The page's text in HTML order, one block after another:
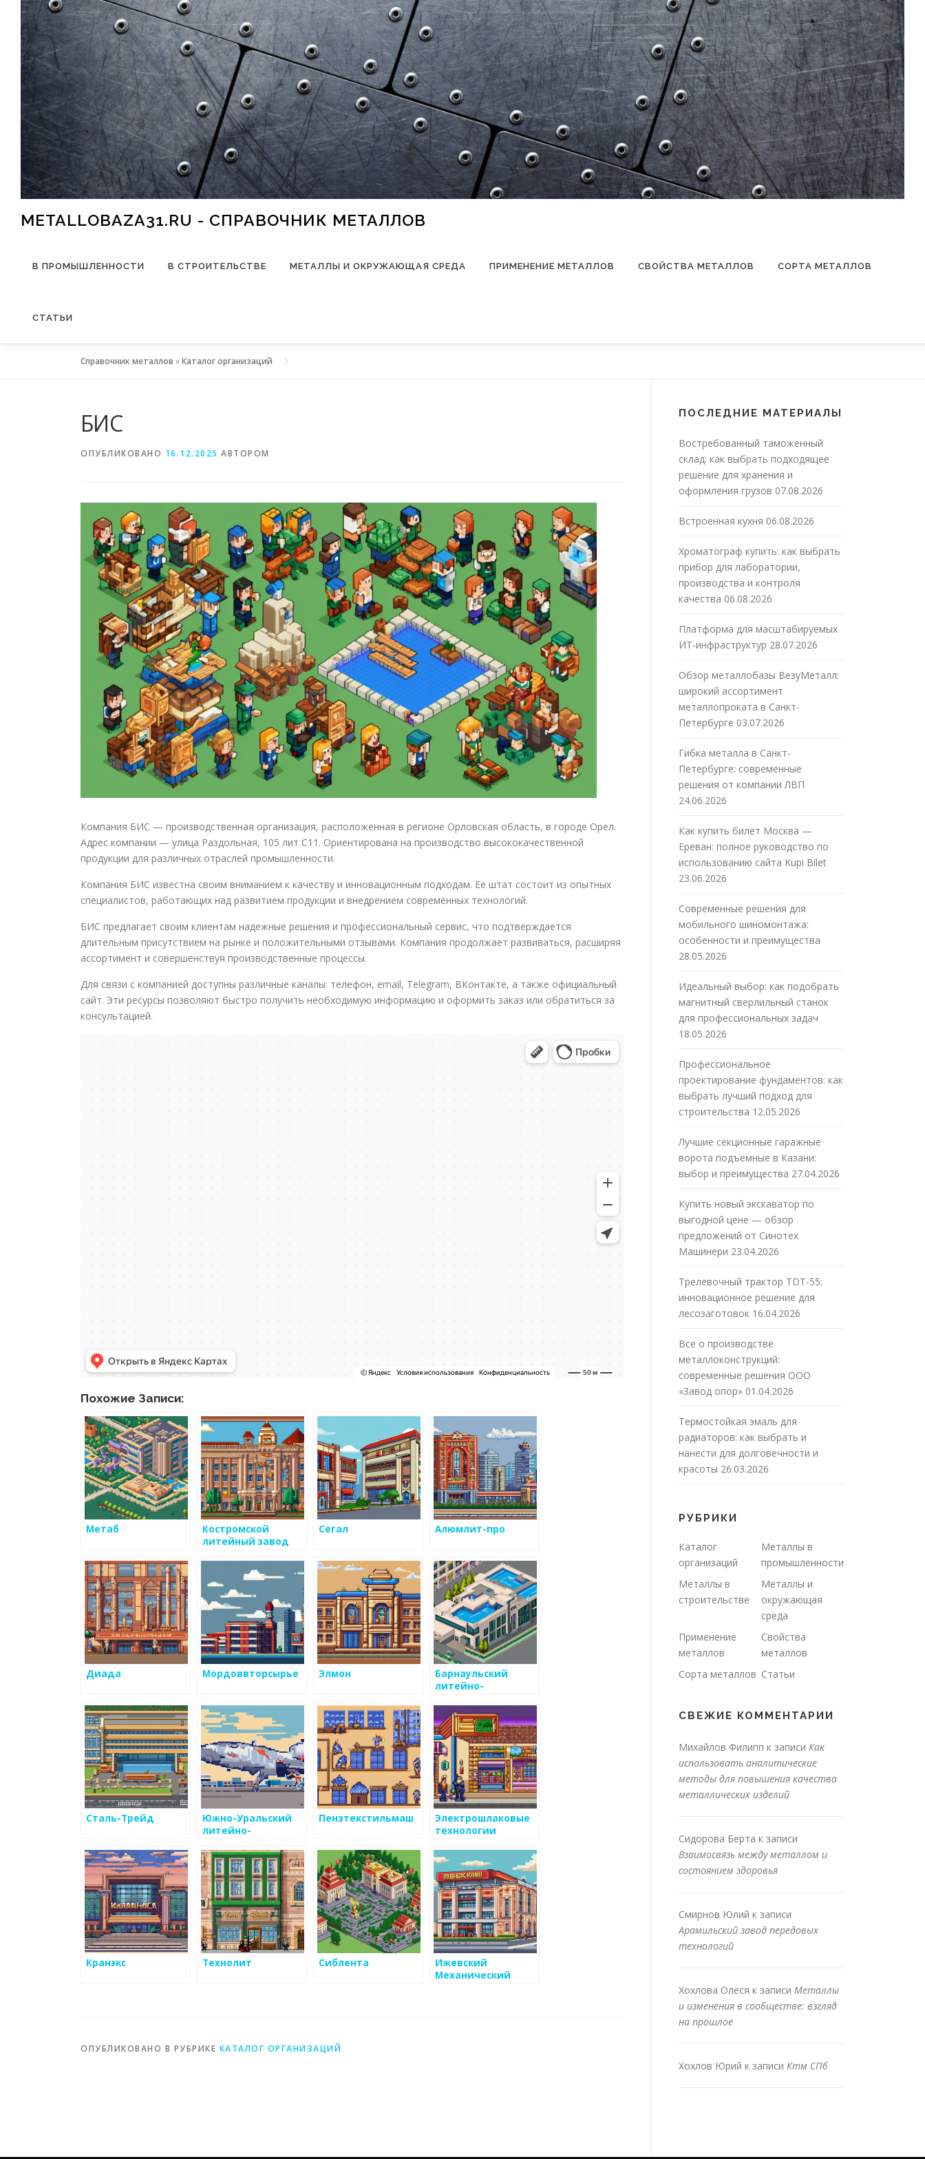
Перейти к содержимому
METALLOBAZA31.RU - СПРАВОЧНИК МЕТАЛЛОВ
В ПРОМЫШЛЕННОСТИ В СТРОИТЕЛЬСТВЕ МЕТАЛЛЫ И ОКРУЖАЮЩАЯ СРЕДА ПРИМЕНЕНИЕ МЕТАЛЛОВ СВОЙСТВА МЕТАЛЛОВ СОРТА МЕТАЛЛОВ
СТАТЬИ
Справочник металлов »Каталог организаций
БИС
ОПУБЛИКОВАНО 16.12.2025 АВТОРОМ
Компания БИС — производственная организация, расположенная в регионе Орловская область, в городе Орел.
Адрес компании — улица Раздольная, 105 лит C11. Ориентирована на производство высококачественной
продукции для различных отраслей промышленности.
Компания БИС известна своим вниманием к качеству и инновационным подходам. Ее штат состоит из опытных
специалистов, работающих над развитием продукции и внедрением современных технологий.
БИС предлагает своим клиентам надежные решения и профессиональный сервис, что подтверждается
длительным присутствием на рынке и положительными отзывами. Компания продолжает развиваться, расширяя
ассортимент и совершенствуя производственные процессы.
Для связи с компанией доступны различные каналы: телефон, email, Telegram, ВКонтакте, а также официальный
сайт. Эти ресурсы позволяют быстро получить необходимую информацию и оформить заказ или обратиться за
консультацией.
Похожие Записи:
Метаб
Костромской
литейный завод
Сегал Алюмлит-про
Диада Мордоввторсырье Элмон
Барнаульский
литейно-
завод
Сталь-Трейд
Южно-Уральский
литейно-
завод
Пензтекстильмаш
Электрошлаковые
технологии
Кранэкс Технолит Сиблента
Ижевский
Механический
ОПУБЛИКОВАНО В РУБРИКЕ КАТАЛОГ ОРГАНИЗАЦИЙ
ПОСЛЕДНИЕ МАТЕРИАЛЫ
Востребованный таможенный
склад: как выбрать подходящее
решение для хранения и
оформления грузов 07.08.2026
Встроенная кухня 06.08.2026
Хроматограф купить: как выбрать
прибор для лаборатории,
производства и контроля
качества 06.08.2026
Платформа для масштабируемых
ИТ-инфраструктур 28.07.2026
Обзор металлобазы ВезуМеталл:
широкий ассортимент
металлопроката в Санкт-
Петербурге 03.07.2026
Гибка металла в Санкт-
Петербурге: современные
решения от компании ЛВП
24.06.2026
Как купить билет Москва —
Ереван: полное руководство по
использованию сайта Kupi Bilet
23.06.2026
Современные решения для
мобильного шиномонтажа:
особенности и преимущества
28.05.2026
Идеальный выбор: как подобрать
магнитный сверлильный станок
для профессиональных задач
18.05.2026
Профессиональное
проектирование фундаментов: как
выбрать лучший подход для
строительства 12.05.2026
Лучшие секционные гаражные
ворота подъемные в Казани:
выбор и преимущества 27.04.2026
Купить новый экскаватор по
выгодной цене — обзор
предложений от Синотех
Машинери 23.04.2026
Трелевочный трактор TDT-55:
инновационное решение для
лесозаготовок 16.04.2026
Все о производстве
металлоконструкций:
современные решения ООО
«Завод опор» 01.04.2026
Термостойкая эмаль для
радиаторов: как выбрать и
нанести для долговечности и
красоты 26.03.2026
РУБРИКИ
Каталог
организаций
Металлы в
промышленности
Металлы в
строительстве
Металлы и
окружающая
среда
Применение
металлов
Свойства
металлов
Сорта металлов Статьи
СВЕЖИЕ КОММЕНТАРИИ
Михайлов Филипп к записи Как
использовать аналитические
методы для повышения качества
металлических изделий
Сидорова Берта к записи
Взаимосвязь между металлом и
состоянием здоровья
Смирнов Юлий к записи
Арамильский завод передовых
технологий
Хохлова Олеся к записи Металлы
и изменения в сообществе: взгляд
на прошлое
Хохлов Юрий к записи Ктм СПб